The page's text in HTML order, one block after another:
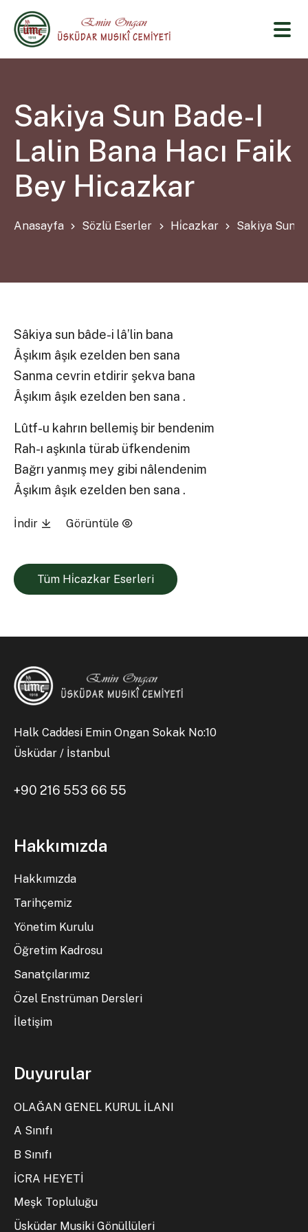
Sakiya Sun Bade-I
Lalin Bana Hacı Faik
Bey Hicazkar
Anasayfa Sözlü Eserler Hi̇cazkar Sakiya Sun
Sâkiya sun bâde-i lâ’lin bana
Âşıkım âşık ezelden ben sana
Sanma cevrin etdirir şekva bana
Âşıkım âşık ezelden ben sana .
Lûtf-u kahrın bellemiş bir bendenim
Rah-ı aşkınla türab üfkendenim
Bağrı yanmış mey gibi nâlendenim
Âşıkım âşık ezelden ben sana .
İndir Görüntüle
Tüm Hi̇cazkar Eserleri
Halk Caddesi Emin Ongan Sokak No:10
Üsküdar / İstanbul
+90 216 553 66 55
Hakkımızda
Hakkımızda
Tarihçemiz
Yönetim Kurulu
Öğretim Kadrosu
Sanatçılarımız
Özel Enstrüman Dersleri
İletişim
Duyurular
OLAĞAN GENEL KURUL İLANI
A Sınıfı
B Sınıfı
İCRA HEYETİ
Meşk Topluluğu
Üsküdar Musiki Gönüllüleri